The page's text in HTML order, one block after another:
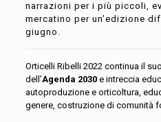
narrazioni per i più piccoli,
mercatino per un’edizione
giugno.
Orticelli Ribelli 2022 continua il
dell’Agenda 2030e intreccia
autoproduzione e orticoltura,
genere, costruzione di comunità